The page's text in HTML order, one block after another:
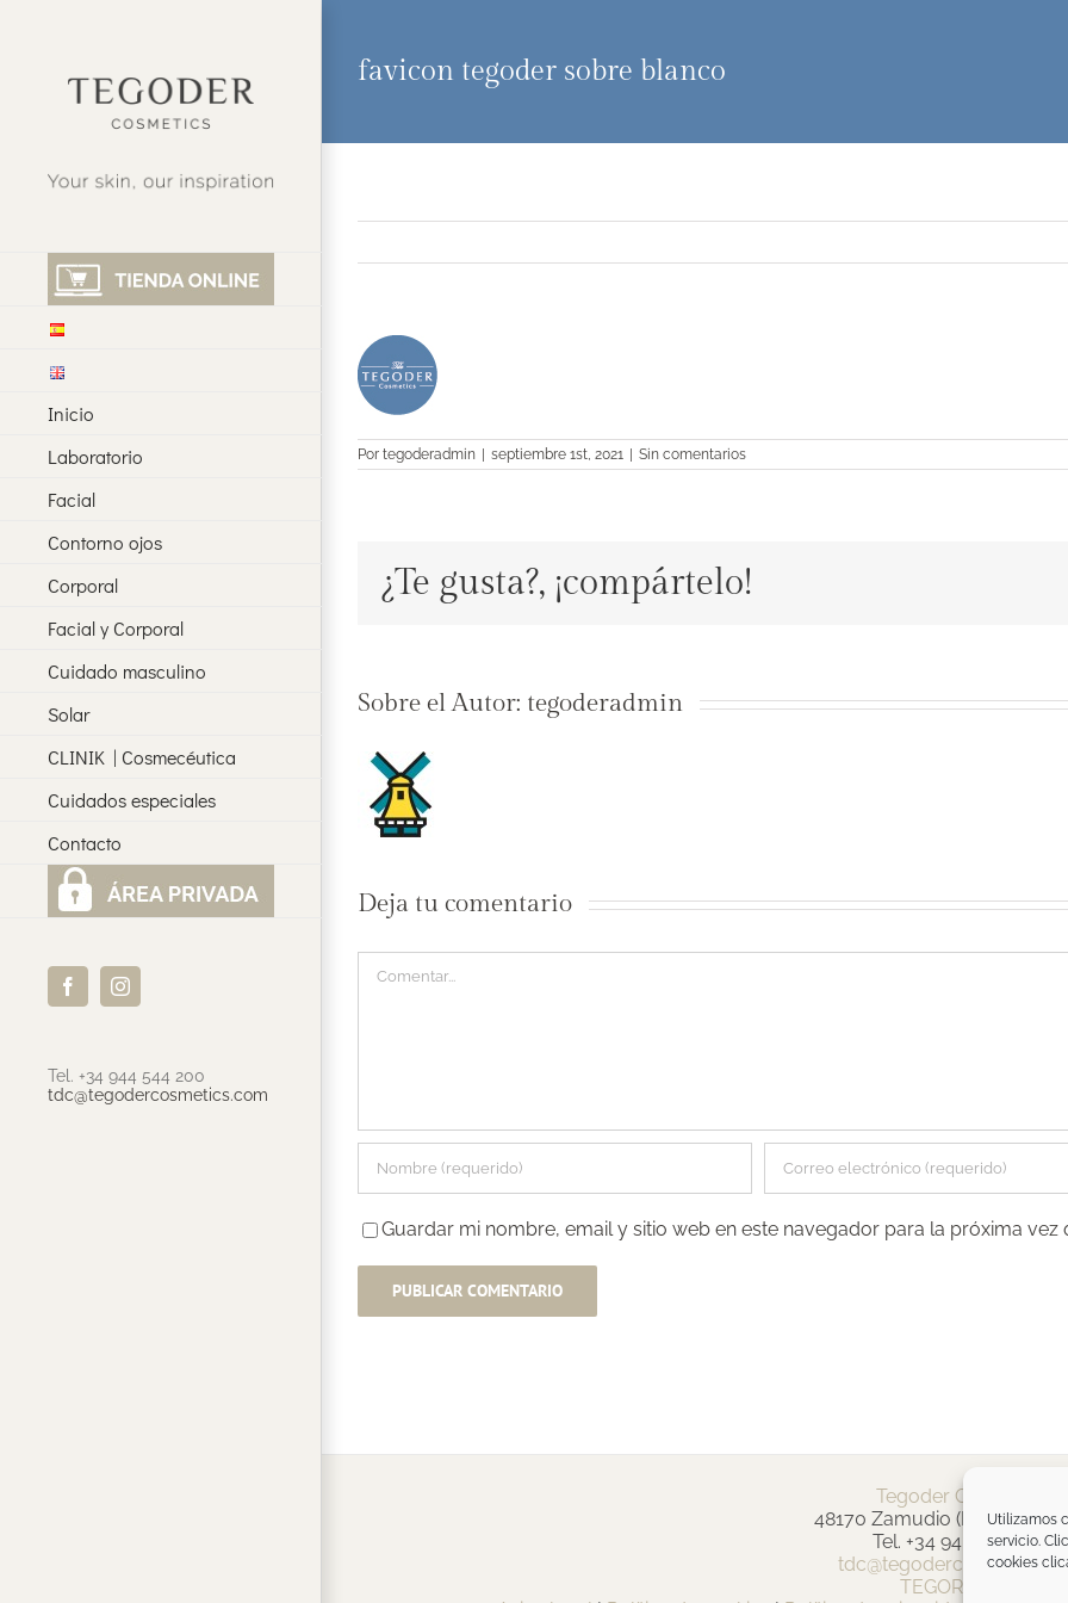
Utilizamos
servicio.
cookies
Inicio
Laboratorio
Facial
Contorno ojos
Corporal
Facial y Corporal
Cuidado masculino
Solar
CLINIK | Cosmecéutica
Cuidados especiales
Contacto
FacebookInstagram
Tel. +34 944 544 200
tdc@tegodercosmetics.com
favicon tegoder sobre blanco
Por tegoderadmin septiembre 1st, 2021 Sin comentarios
¿Te gusta?, ¡compártelo!
Sobre el Autor: tegoderadmin
Deja tu comentario
Guardar mi nombre, email y sitio web en este navegador para la próxima vez
Tegoder Cosmetics
48170 Zamudio (Bizkaia) -
Tel. +34 94 454 42 00
TEGOR Group